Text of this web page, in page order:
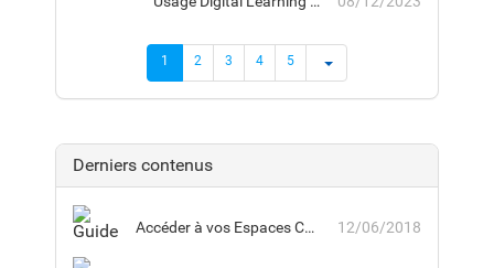
1 2 3 4 5
Derniers contenus
Accéder à vos Espaces Collaboratifs 12/06/2018